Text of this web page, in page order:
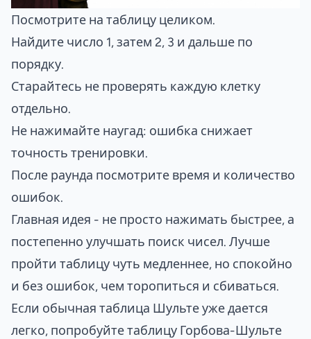
Посмотрите на таблицу целиком.
Найдите число 1, затем 2, 3 и дальше по
порядку.
Старайтесь не проверять каждую клетку
отдельно.
Не нажимайте наугад: ошибка снижает
точность тренировки.
После раунда посмотрите время и количество
ошибок.
Главная идея - не просто нажимать быстрее, а
постепенно улучшать поиск чисел. Лучше
пройти таблицу чуть медленнее, но спокойно
и без ошибок, чем торопиться и сбиваться.
Если обычная таблица Шульте уже дается
легко, попробуйте таблицу Горбова-Шульте